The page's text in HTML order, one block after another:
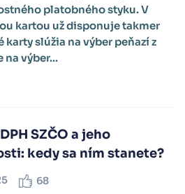
platobného styku. V
kartou už disponuje takmer
karty slúžia na výber peňazí z
výber...
SZČO a jeho
kedy sa ním stanete?
68